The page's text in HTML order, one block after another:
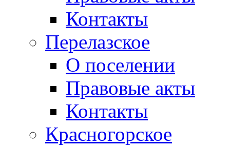
Контакты
Перелазское
О поселении
Правовые акты
Контакты
Красногорское